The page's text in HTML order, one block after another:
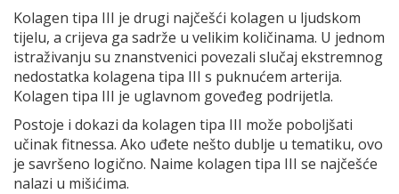
Kolagen tipa III je drugi najčešći kolagen u ljudskom
tijelu, a crijeva ga sadrže u velikim količinama. U jednom
istraživanju su znanstvenici povezali slučaj ekstremnog
nedostatka kolagena tipa III s puknućem arterija.
Kolagen tipa III je uglavnom goveđeg podrijetla.
Postoje i dokazi da kolagen tipa III može poboljšati
učinak fitnessa. Ako uđete nešto dublje u tematiku, ovo
je savršeno logično. Naime kolagen tipa III se najčešće
nalazi u mišićima.